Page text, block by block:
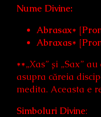
Nume Divine:
Abrasax*
Abraxas*
**„Xas” și „Sax”
asupra căreia
medita. Aceasta e
Simboluri Divine: